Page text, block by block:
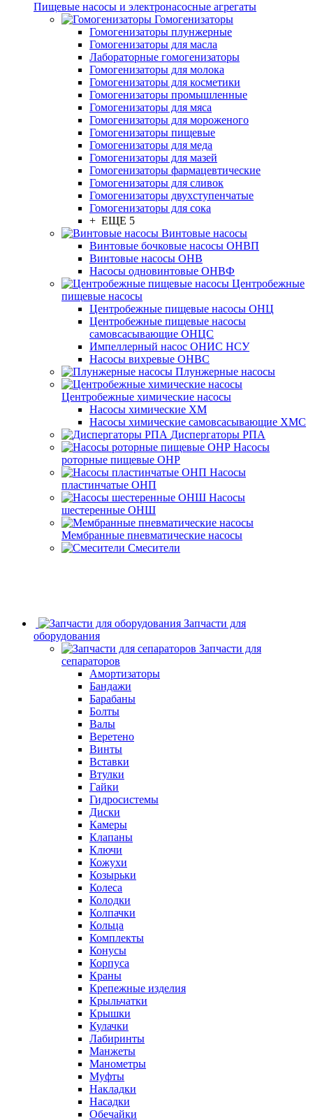
Пищевые насосы и электронасосные агрегаты
Гомогенизаторы
Гомогенизаторы плунжерные
Гомогенизаторы для масла
Лабораторные гомогенизаторы
Гомогенизаторы для молока
Гомогенизаторы для косметики
Гомогенизаторы промышленные
Гомогенизаторы для мяса
Гомогенизаторы для мороженого
Гомогенизаторы пищевые
Гомогенизаторы для меда
Гомогенизаторы для мазей
Гомогенизаторы фармацевтические
Гомогенизаторы для сливок
Гомогенизаторы двухступенчатые
Гомогенизаторы для сока
+ ЕЩЕ 5
Винтовые насосы
Винтовые бочковые насосы ОНВП
Винтовые насосы ОНВ
Насосы одновинтовые ОНВФ
Центробежные
пищевые насосы
Центробежные пищевые насосы ОНЦ
Центробежные пищевые насосы
самовсасывающие ОНЦС
Импеллерный насос ОНИС НСУ
Насосы вихревые ОНВС
Плунжерные насосы
Центробежные химические насосы
Насосы химические ХМ
Насосы химические самовсасывающие ХМС
Диспергаторы РПА
Насосы
роторные пищевые ОНР
Насосы
пластинчатые ОНП
Насосы
шестеренные ОНШ
Мембранные пневматические насосы
Смесители
Запчасти для
оборудования
Запчасти для
сепараторов
Амортизаторы
Бандажи
Барабаны
Болты
Валы
Веретено
Винты
Вставки
Втулки
Гайки
Гидросистемы
Диски
Камеры
Клапаны
Ключи
Кожухи
Козырьки
Колеса
Колодки
Колпачки
Кольца
Комплекты
Конусы
Корпуса
Краны
Крепежные изделия
Крыльчатки
Крышки
Кулачки
Лабиринты
Манжеты
Манометры
Муфты
Накладки
Насадки
Обечайки